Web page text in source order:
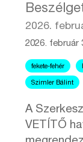
2026.
2026. február
fekete-fehér
Szimler Bálint
A
VETÍTŐ